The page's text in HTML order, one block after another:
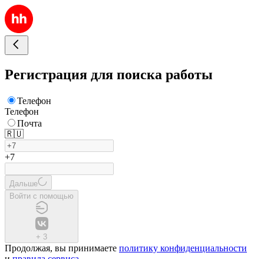
Регистрация для поиска работы
Телефон
Телефон
Почта
🇷🇺
+7
Дальше
Войти с помощью
+ 3
Продолжая, вы принимаете политику конфиденциальности